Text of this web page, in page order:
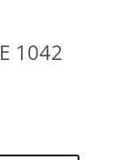
1042